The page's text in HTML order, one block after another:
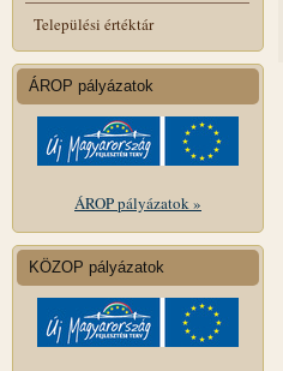
Települési értéktár
ÁROP pályázatok
ÁROP pályázatok »
KÖZOP pályázatok